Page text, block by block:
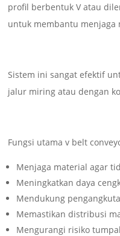
profil berbentuk V atau
untuk membantu
Sistem ini sangat efektif
jalur miring atau dengan
Fungsi utama v belt
Menjaga material agar
Meningkatkan daya
Mendukung
Memastikan distribusi
Mengurangi risiko